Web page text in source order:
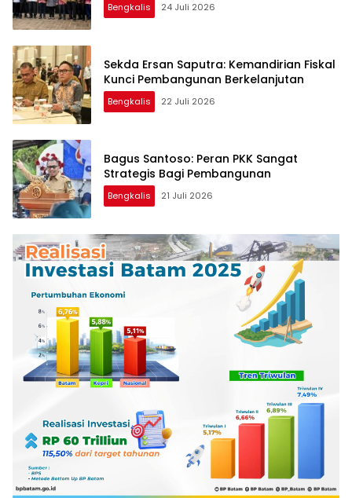
Bengkalis 24 Juli 2026
Sekda Ersan Saputra: Kemandirian Fiskal
Kunci Pembangunan Berkelanjutan
Bengkalis 22 Juli 2026
Bagus Santoso: Peran PKK Sangat
Strategis Bagi Pembangunan
Bengkalis 21 Juli 2026